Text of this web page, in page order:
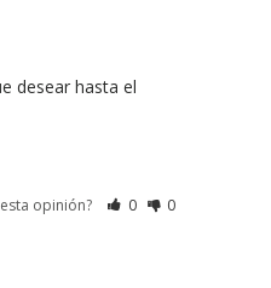
desear hasta el
opinión? 0 0